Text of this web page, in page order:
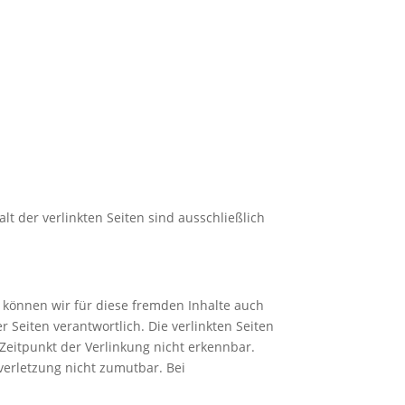
der verlinkten Seiten sind ausschließlich
wir für diese fremden Inhalte auch
Seiten verantwortlich. Die verlinkten Seiten
der Verlinkung nicht erkennbar.
nicht zumutbar. Bei